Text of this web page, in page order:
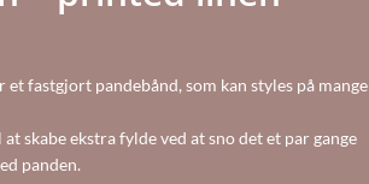
et fastgjort pandebånd, som kan styles på mange
skabe ekstra fylde ved at sno det et par gange
panden.